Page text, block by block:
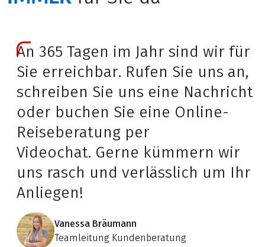
An 365 Tagen im Jahr sind wir für
Sie erreichbar. Rufen Sie uns an,
schreiben Sie uns eine Nachricht
oder buchen Sie eine Online-
Reiseberatung per
Videochat. Gerne kümmern wir
uns rasch und verlässlich um Ihr
Anliegen!
Vanessa Bräumann
Teamleitung Kundenberatung